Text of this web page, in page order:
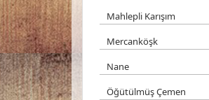
Mahlepli Karışım
Mercanköşk
Nane
Öğütülmüş Çemen